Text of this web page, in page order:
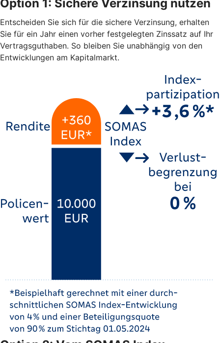
Option 1: Sichere Verzinsung nutzen
Entscheiden Sie sich für die sichere Verzinsung, erhalten
Sie für ein Jahr einen vorher festgelegten Zinssatz auf Ihr
Vertragsguthaben. So bleiben Sie unabhängig von den
Entwicklungen am Kapitalmarkt.